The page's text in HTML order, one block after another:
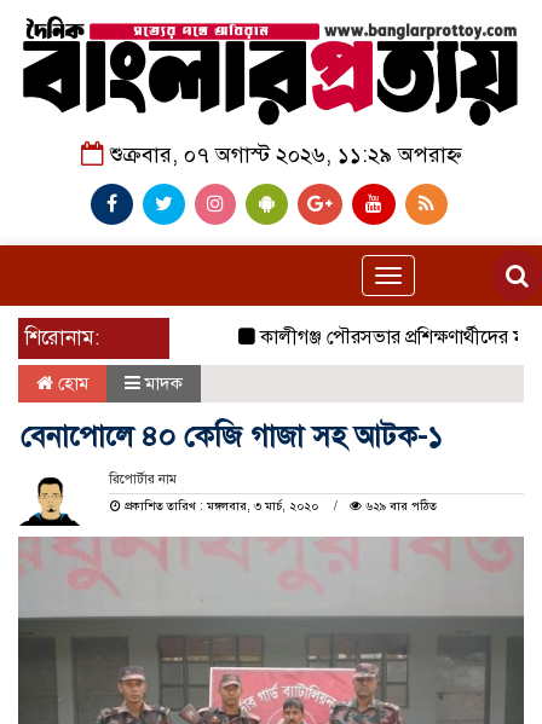
শুক্রবার, ০৭ অগাস্ট ২০২৬, ১১:২৯ অপরাহ্ন
Toggle
navigation
শিরোনাম:
কালীগঞ্জ পৌরসভার প্রশিক্ষণার্থীদের মাঝে
হোম মাদক
বেনাপোলে ৪০ কেজি গাজা সহ আটক-১
রিপোর্টার নাম
প্রকাশিত তারিখ : মঙ্গলবার, ৩ মার্চ, ২০২০
৬২৯ বার পঠিত